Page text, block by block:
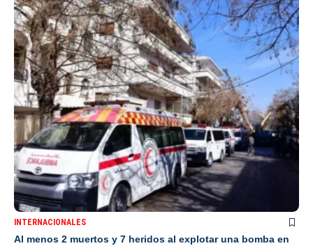
INTERNACIONALES
Al menos 2 muertos y 7 heridos al explotar una bomba en